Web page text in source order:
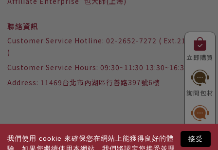
立即購買
詢問包材
包裝設計
聯絡資訊
Customer Service Hotline: 02-2652-7272 ( Ext.2157
)
Customer Service Hours: 09:30~11:30 13:30~16:30
Address: 11469台北市內湖區行善路397號6樓
接受
我們使用 cookie 來確保您在網站上能獲得良好的體